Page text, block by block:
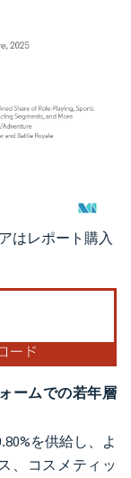
示が必要です。
はレポート購入
ームでの若年層
を供給し、よ
、コスメティッ